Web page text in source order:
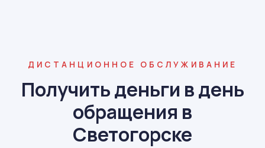
ДИСТАНЦИОННОЕ ОБСЛУЖИВАНИЕ
Получить деньги в день
обращения в
Светогорске